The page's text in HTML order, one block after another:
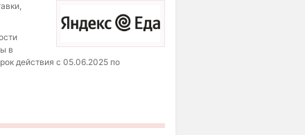
в
действия с 05.06.2025 по